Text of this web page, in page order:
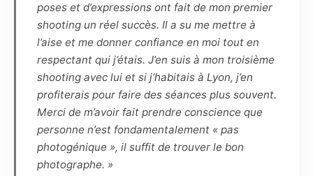
Article 7
Les éventuels commentaires, titres ou
légendes accompagnant la reproduction ou la
représentation de la ou de ces photographies
ne devront pas porter atteinte à la réputation
ou à la vie privée du modèle et réciproquement.
Article 8
Le Photographe et le Modèle s’autorisent
mutuellement l’usage à des fins
poses et d’expressions ont fait de mon premier
shooting un réel succès. Il a su me mettre à
l’aise et me donner confiance en moi tout en
respectant qui j’étais. J’en suis à mon troisième
shooting avec lui et si j’habitais à Lyon, j’en
profiterais pour faire des séances plus souvent.
Merci de m’avoir fait prendre conscience que
personne n’est fondamentalement « pas
photogénique », il suffit de trouver le bon
photographe. »